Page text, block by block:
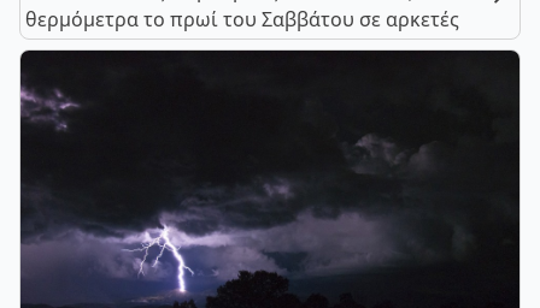
θερμόμετρα το πρωί του Σαββάτου σε αρκετές